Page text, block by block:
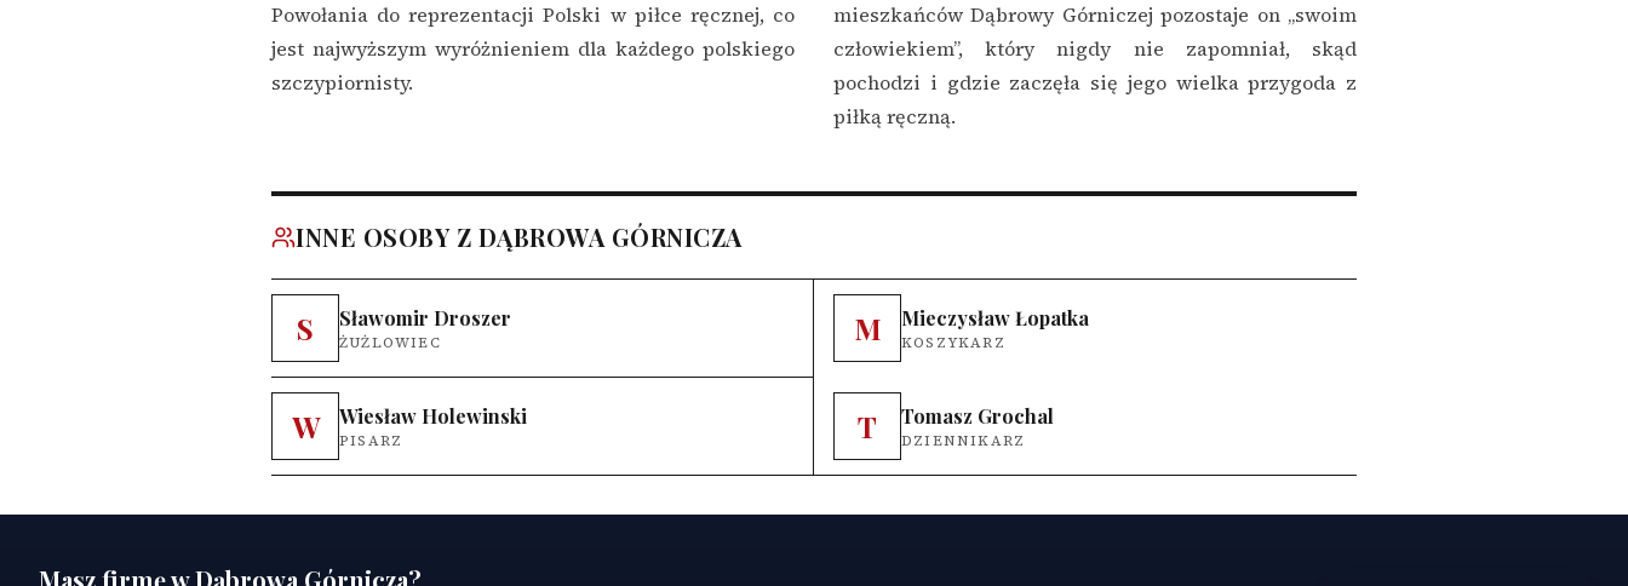
Powołania do reprezentacji Polski w piłce ręcznej, co
jest najwyższym wyróżnieniem dla każdego polskiego
szczypiornisty.
mieszkańców Dąbrowy Górniczej pozostaje on „swoim
człowiekiem”, który nigdy nie zapomniał, skąd
pochodzi i gdzie zaczęła się jego wielka przygoda z
piłką ręczną.
INNE OSOBY Z DĄBROWA GÓRNICZA
S Sławomir Droszer
ŻUŻLOWIEC M Mieczysław Łopatka
KOSZYKARZ
W Wiesław Holewinski
PISARZ T Tomasz Grochal
DZIENNIKARZ
Masz firmę w Dąbrowa Górnicza?